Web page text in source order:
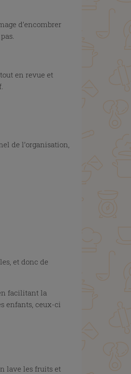
d’encombrer
en revue et
de l’organisation,
et donc de
facilitant la
enfants, ceux-ci
lave les fruits et